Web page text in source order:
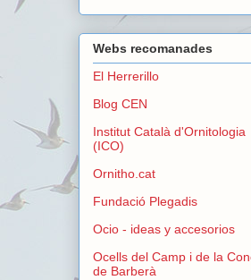
Webs recomanades
El Herrerillo
Blog CEN
Institut Català d'Ornitologia
(ICO)
Ornitho.cat
Fundació Plegadis
Ocio - ideas y accesorios
Ocells del Camp i de la
de Barberà